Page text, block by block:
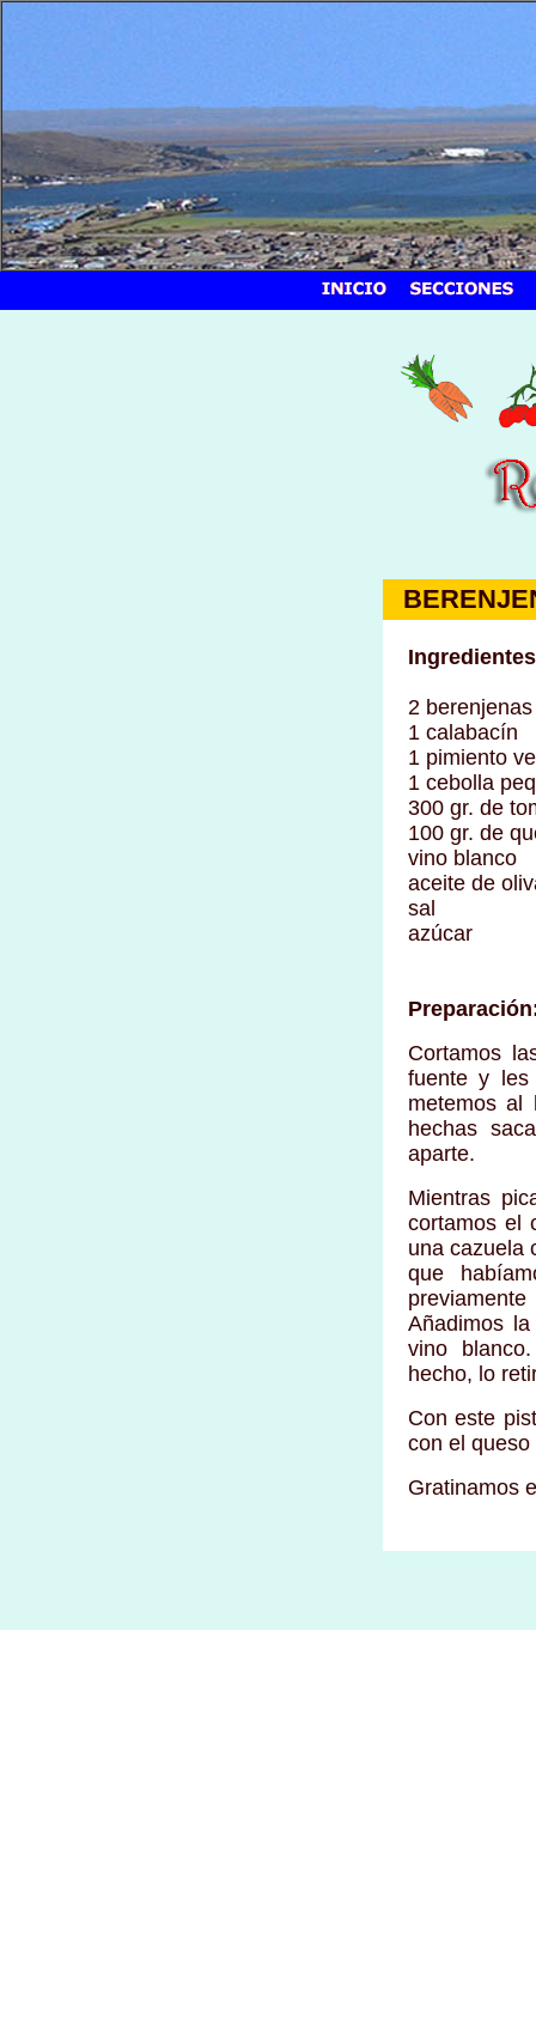
2
1 calabacín
1 pimiento
1 cebolla
300 gr. de
100 gr. de
vino blanco
aceite de
sal
azúcar
Cortamos
fuente y
metemos al
hechas
aparte.
Mientras
cortamos el
una cazuela
que
Añadimos
vino
hecho, lo
Con este
con el
Gratinamos